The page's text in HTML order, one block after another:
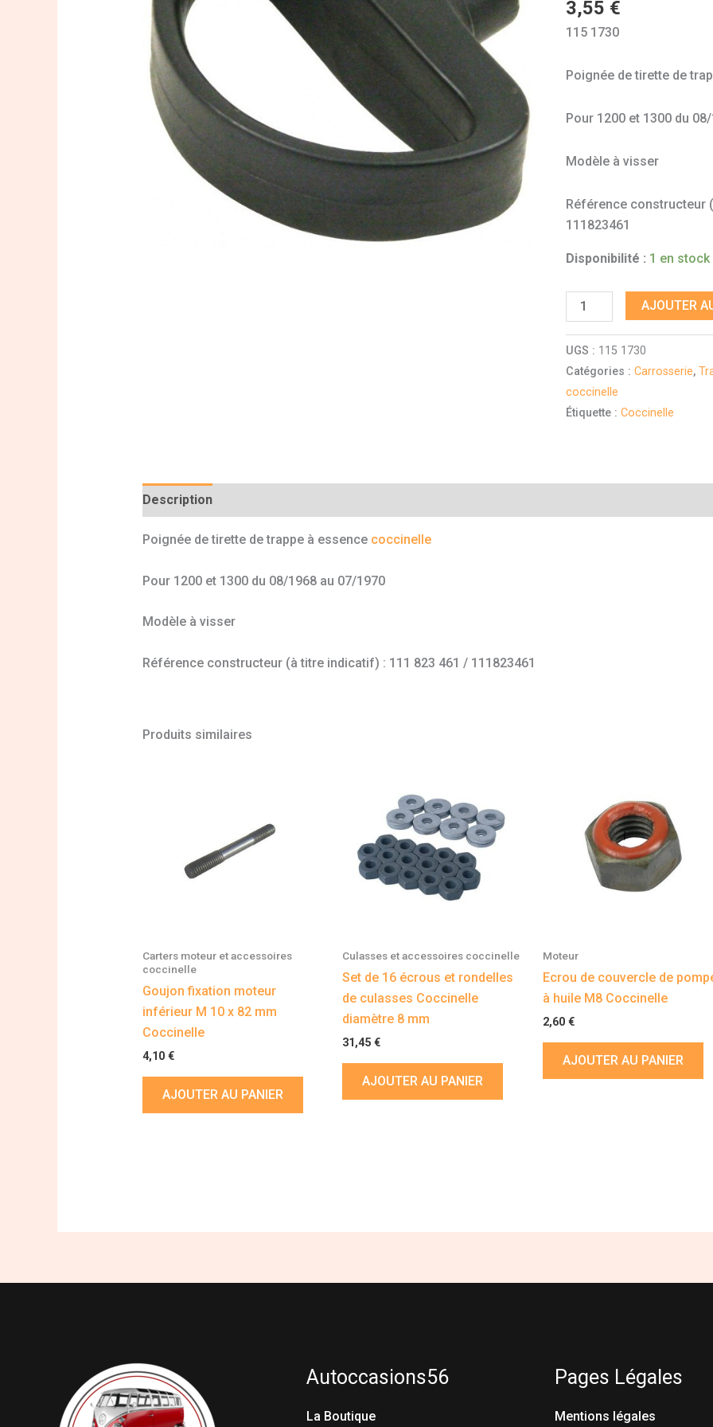
3,55 €
115 1730
Poignée de tirette de
Pour 1200 et 1300 du
Modèle à visser
Référence constructeur
111823461
Disponibilité : 1 en
à
essence
AJOUTER
UGS : 115 1730
Catégories :Carrosserie,
coccinelle
Étiquette :Coccinelle
Description
Poignée de tirette de trappe à essence coccinelle
Pour 1200 et 1300 du 08/1968 au 07/1970
Modèle à visser
Référence constructeur (à titre indicatif) : 111 823 461 / 111823461
Produits similaires
Carters moteur et accessoires
coccinelle
Goujon fixation moteur
inférieur M 10 x 82 mm
Coccinelle
4,10 €
AJOUTER AU PANIER
Culasses et accessoires coccinelle
Set de 16 écrous et rondelles
de culasses Coccinelle
diamètre 8 mm
31,45€
AJOUTER AU PANIER
Moteur
Ecrou de couvercle de
à huile M8 Coccinelle
2,60 €
AJOUTER AU PANIER
Autoccasions56
La Boutique
Pages Légales
Mentions légales